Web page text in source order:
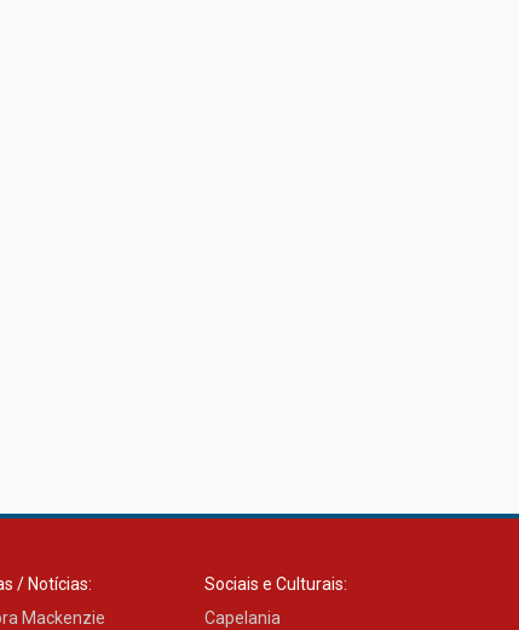
/ Notícias:
Mackenzie
Sociais e Culturais:
Capelania